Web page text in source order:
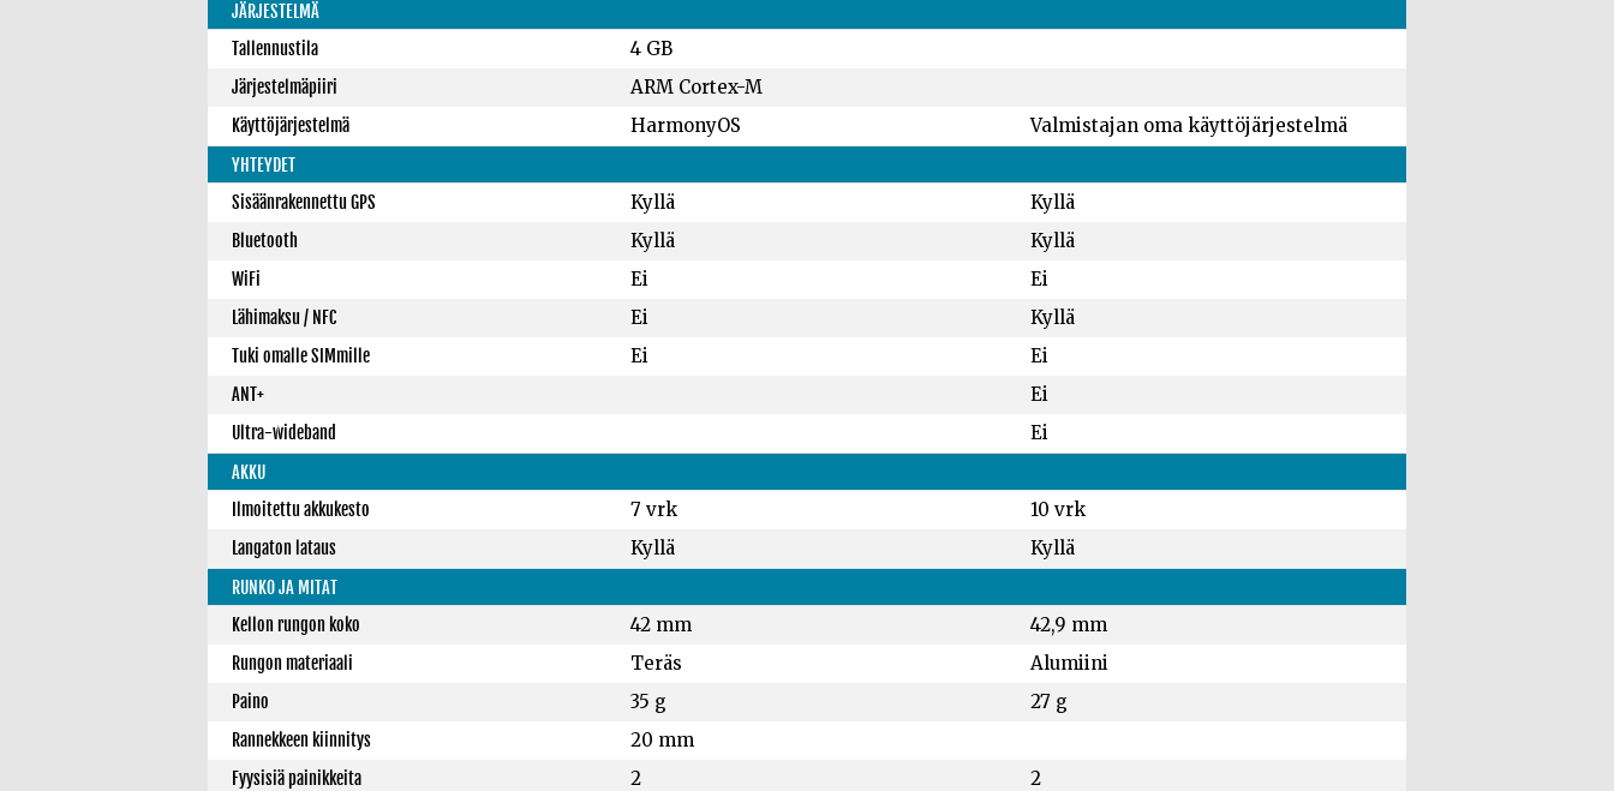
JÄRJESTELMÄ
Tallennustila
4 GB
Järjestelmäpiiri ARM Cortex-M
Käyttöjärjestelmä HarmonyOS Valmistajan oma käyttöjärjestelmä
YHTEYDET
Sisäänrakennettu GPS
Kyllä Kyllä
Bluetooth Kyllä Kyllä
WiFi Ei Ei
Lähimaksu / NFC Ei Kyllä
Tuki omalle SIMmille Ei Ei
ANT+ Ei
Ultra-wideband Ei
AKKU
Ilmoitettu akkukesto
7 vrk 10 vrk
Langaton lataus Kyllä Kyllä
RUNKO JA MITAT
Kellon rungon koko
42 mm 42,9 mm
Rungon materiaali Teräs Alumiini
Paino 35 g 27 g
Rannekkeen kiinnitys 20 mm
Fyysisiä painikkeita 2 2